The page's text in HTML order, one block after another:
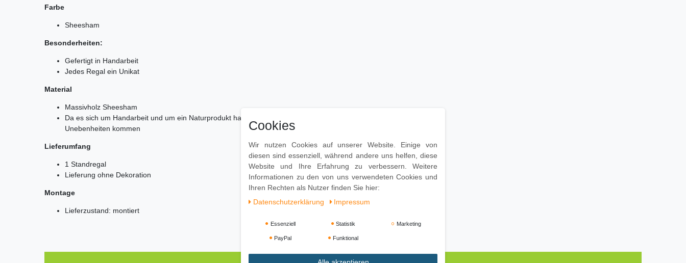
Farbe
Sheesham
Besonderheiten:
Gefertigt in Handarbeit
Jedes Regal ein Unikat
Material
Massivholz Sheesham
Da es sich um Handarbeit und um ein Naturprodukt handelt kann es zu Farbabweichungen oder
Unebenheiten kommen
Lieferumfang
1 Standregal
Lieferung ohne Dekoration
Montage
Lieferzustand: montiert
Cookies
Wir nutzen Cookies auf unserer Website. Einige von
diesen sind essenziell, während andere uns helfen, diese
Website und Ihre Erfahrung zu verbessern. Weitere
Informationen zu den von uns verwendeten Cookies und
Ihren Rechten als Nutzer finden Sie hier:
Daten­schutz­erklärung
Impressum
Essenziell Statistik Marketing
PayPal Funktional